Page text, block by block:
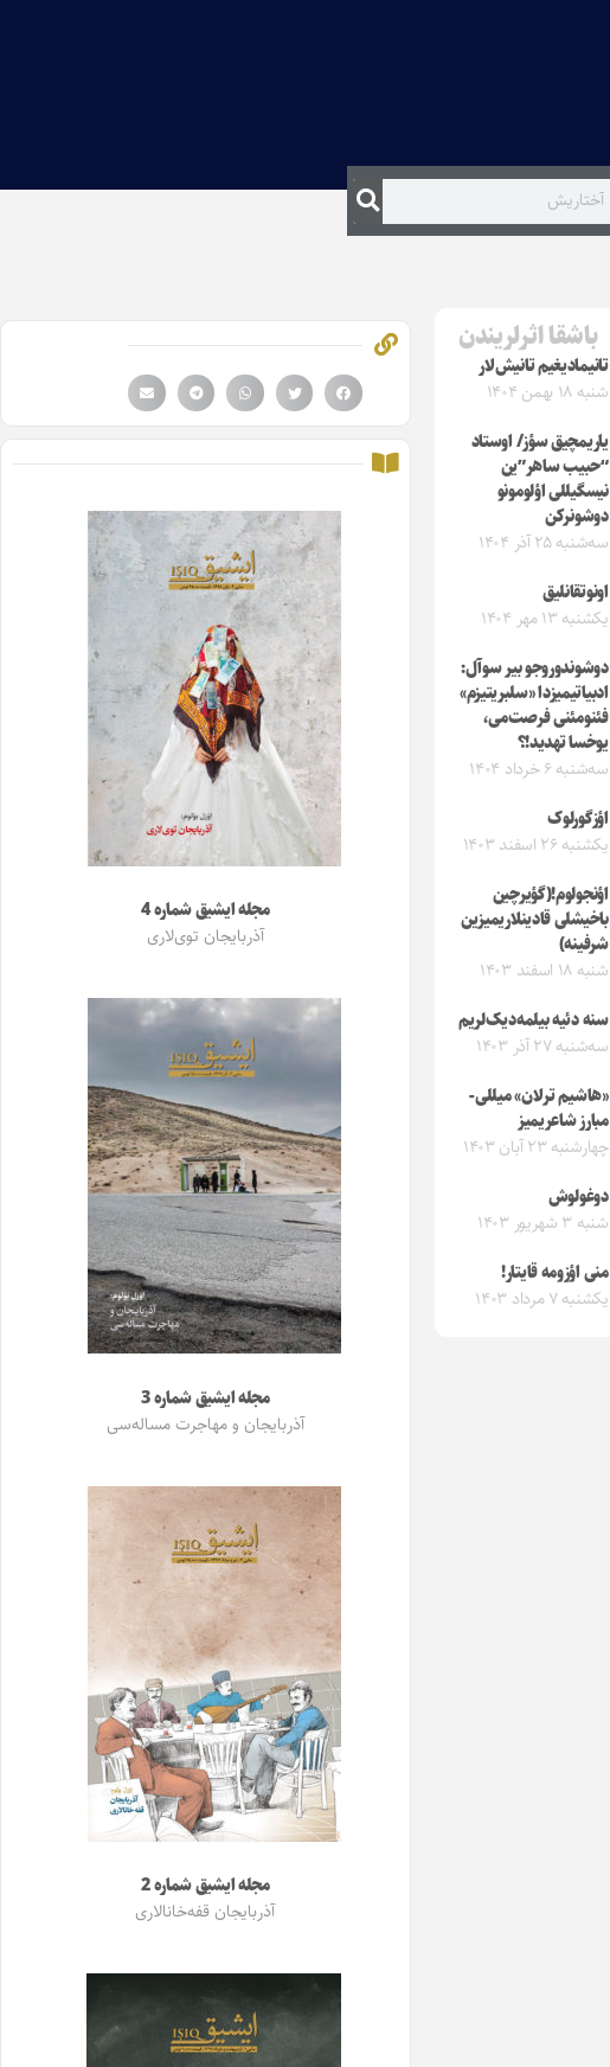
باشقا اثرلریندن
تانیمادیغیم تانیش‌لار
شنبه ۱۸ بهمن ۱۴۰۴
یاریمچیق سؤز/ اوستاد
“حبیب ساهر”ین
نیسگیللی اؤلومونو
دوشونرکن
سه‌شنبه ۲۵ آذر ۱۴۰۴
اونوتقانلیق
یکشنبه ۱۳ مهر ۱۴۰۴
دوشوندوروجو بیر سوآل:
ادبیاتیمیزدا «سلبریتیزم»
فئنومئنی فرصت‌می،
یوخسا تهدید!؟
سه‌شنبه ۶ خرداد ۱۴۰۴
اؤزگورلوک
یکشنبه ۲۶ اسفند ۱۴۰۳
اؤنجولوم!(گؤیرچین
باخیشلی قادینلاریمیزین
شرفینه)
شنبه ۱۸ اسفند ۱۴۰۳
سنه دئیه بیلمه‌دیک‌لریم
سه‌شنبه ۲۷ آذر ۱۴۰۳
«هاشیم ترلان» میللی-
مبارز شاعریمیز
چهارشنبه ۲۳ آبان ۱۴۰۳
دوغولوش
شنبه ۳ شهریور ۱۴۰۳
منی اؤزومه قایتار!
یکشنبه ۷ مرداد ۱۴۰۳
مجله ایشیق شماره 4
آذربایجان توی‌لاری
مجله ایشیق شماره 3
آذربایجان و مهاجرت مساله‌سی
مجله ایشیق شماره 2
آذربایجان قفه‌خانالاری